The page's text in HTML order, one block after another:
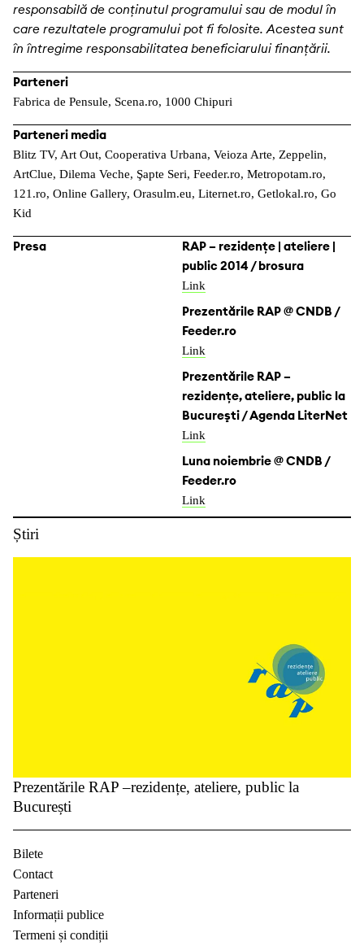
responsabilă de conținutul programului sau de modul în
care rezultatele programului pot fi folosite. Acestea sunt
în întregime responsabilitatea beneficiarului finanțării.
Parteneri
Fabrica de Pensule, Scena.ro, 1000 Chipuri
Parteneri media
Blitz TV, Art Out, Cooperativa Urbana, Veioza Arte, Zeppelin,
ArtClue, Dilema Veche, Şapte Seri, Feeder.ro, Metropotam.ro,
121.ro, Online Gallery, Orasulm.eu, Liternet.ro, Getlokal.ro, Go
Kid
Presa
RAP – rezidențe | ateliere |
public 2014 / brosura
Link
Prezentările RAP @ CNDB /
Feeder.ro
Link
Prezentările RAP –
rezidenţe, ateliere, public la
Bucureşti / Agenda LiterNet
Link
Luna noiembrie @ CNDB /
Feeder.ro
Link
Știri
Prezentările RAP –rezidențe, ateliere, public la
București
Bilete
Contact
Parteneri
Informații publice
Termeni și condiții